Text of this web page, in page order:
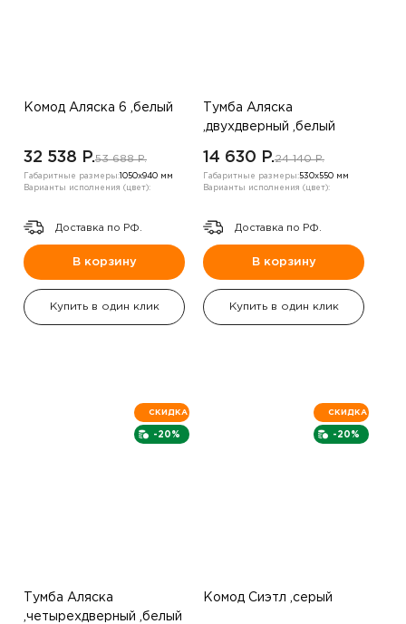
Комод Аляска 6 ,белый
32 538 P.53 688 P.
Габаритные размеры: 1050х940 мм
Варианты исполнения (цвет):
Доставка по РФ.
В корзину
Купить в один клик
Тумба Аляска
,двухдверный ,белый
14 630 P.24 140 P.
Габаритные размеры:530х550 мм
Варианты исполнения (цвет):
Доставка по РФ.
В корзину
Купить в один клик
-20%
СКИДКА
Тумба Аляска
,четырехдверный ,белый
-20%
СКИДКА
Комод Сиэтл ,серый